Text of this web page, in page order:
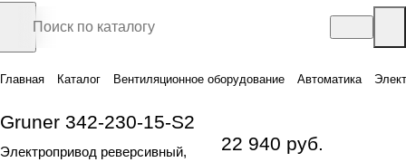
Главная Каталог Вентиляционное оборудование Автоматика
Gruner 342-230-15-S2
Электропривод реверсивный,
22 940 руб.